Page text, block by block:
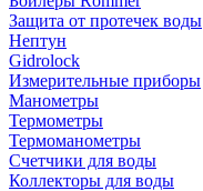
Защита от протечек воды
Нептун
Gidrolock
Измерительные приборы
Манометры
Термометры
Термоманометры
Счетчики для воды
Коллекторы для воды